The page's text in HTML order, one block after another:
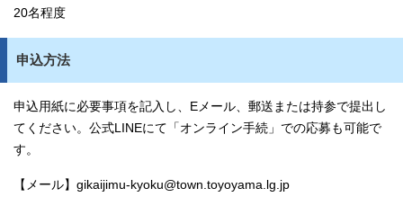
20名程度
申込方法
申込用紙に必要事項を記入し、Eメール、郵送または持参で提出し
てください。公式LINEにて「オンライン手続」での応募も可能で
す。
【メール】gikaijimu-kyoku@town.toyoyama.lg.jp